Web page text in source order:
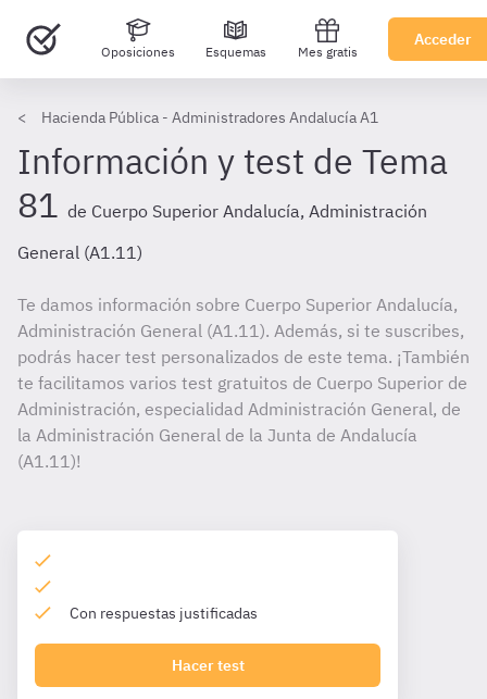
Oposiciones Esquemas Mes gratis
Acceder
Hacienda Pública - Administradores Andalucía A1
Información y test de Tema
81 de Cuerpo Superior Andalucía, Administración
General (A1.11)
Te damos información sobre Cuerpo Superior Andalucía,
Administración General (A1.11). Además, si te suscribes,
podrás hacer test personalizados de este tema. ¡También
te facilitamos varios test gratuitos de Cuerpo Superior de
Administración, especialidad Administración General, de
la Administración General de la Junta de Andalucía
(A1.11)!
Con respuestas justificadas
Hacer test